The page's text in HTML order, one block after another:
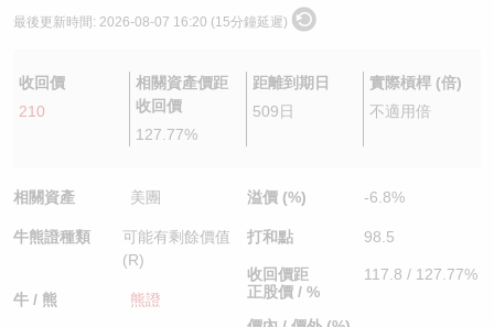
最後更新時間: 2026-08-07 16:20 (15分鐘延遲)
收回價
210
相關資產價距
收回價
127.77%
距離到期日
509日
實際槓桿 (倍)
不適用倍
相關資產 美團
牛熊證種類
可能有剩餘價值
(R)
牛 / 熊 熊證
溢價 (%) -6.8%
打和點 98.5
收回價距
正股價 / %
117.8 / 127.77%
牛熊證文件及公告